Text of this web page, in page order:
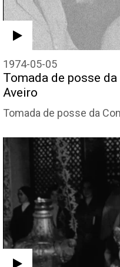
1974-05-05
Tomada de posse
Aveiro
Tomada de posse da